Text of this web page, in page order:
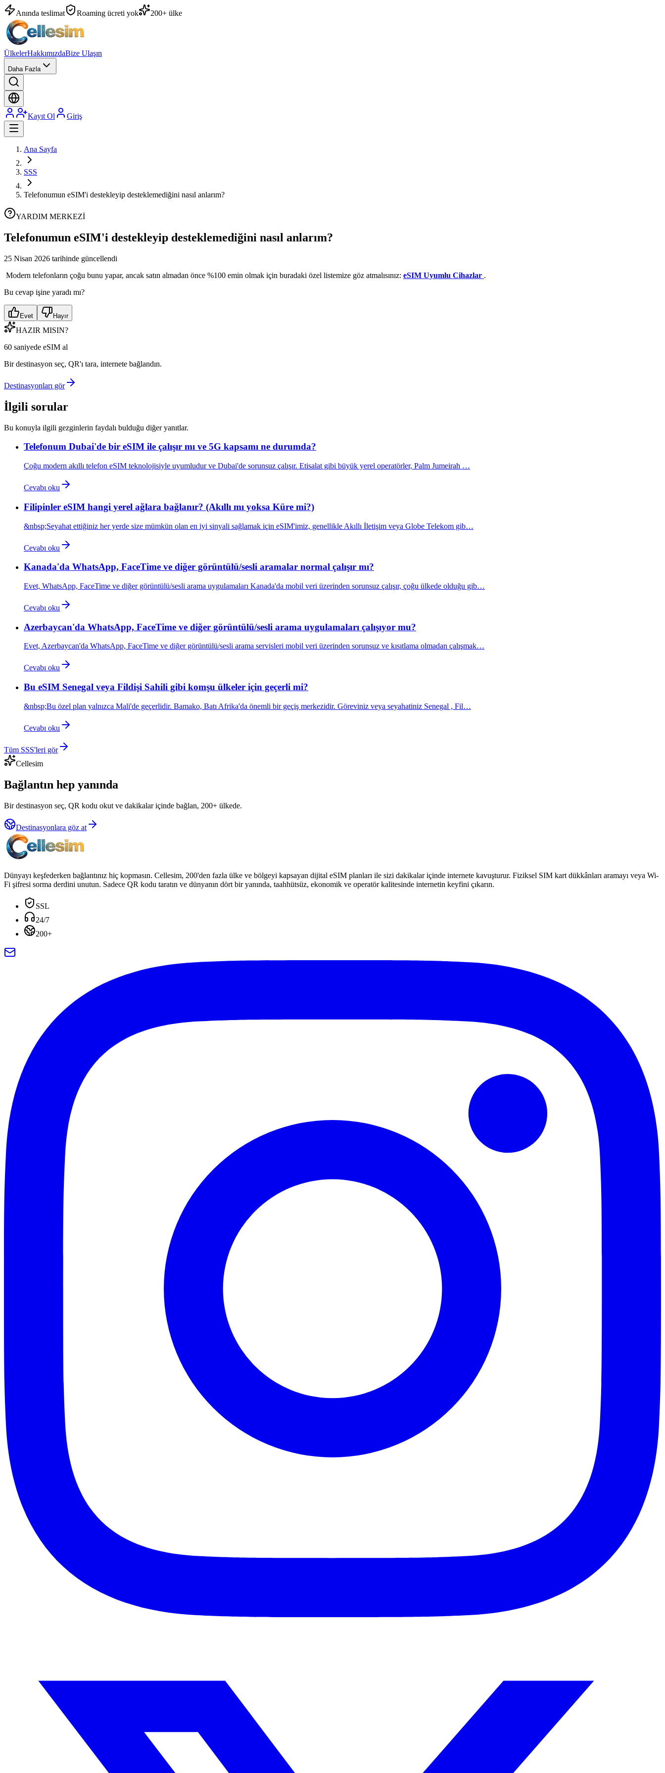
Anında teslimat Roaming ücreti yok 200+ ülke
ÜlkelerHakkımızdaBize Ulaşın
Daha Fazla
Kayıt Ol Giriş
Ana Sayfa
SSS
Telefonumun eSIM'i destekleyip desteklemediğini nasıl anlarım?
YARDIM MERKEZİ
Telefonumun eSIM'i destekleyip desteklemediğini nasıl anlarım?
25 Nisan 2026 tarihinde güncellendi
Modern telefonların çoğu bunu yapar, ancak satın almadan önce %100 emin olmak için buradaki özel listemize göz atmalısınız: eSIM Uyumlu Cihazlar .
Bu cevap işine yaradı mı?
Evet Hayır
HAZIR MISIN?
60 saniyede eSIM al
Bir destinasyon seç, QR'ı tara, internete bağlandın.
Destinasyonları gör
İlgili sorular
Bu konuyla ilgili gezginlerin faydalı bulduğu diğer yanıtlar.
Telefonum Dubai'de bir eSIM ile çalışır mı ve 5G kapsamı ne durumda?
Çoğu modern akıllı telefon eSIM teknolojisiyle uyumludur ve Dubai'de sorunsuz çalışır. Etisalat gibi büyük yerel operatörler, Palm Jumeirah …
Cevabı oku
Filipinler eSIM hangi yerel ağlara bağlanır? (Akıllı mı yoksa Küre mi?)
&nbsp;Seyahat ettiğiniz her yerde size mümkün olan en iyi sinyali sağlamak için eSIM'imiz, genellikle Akıllı İletişim veya Globe Telekom gib…
Cevabı oku
Kanada'da WhatsApp, FaceTime ve diğer görüntülü/sesli aramalar normal çalışır mı?
Evet, WhatsApp, FaceTime ve diğer görüntülü/sesli arama uygulamaları Kanada'da mobil veri üzerinden sorunsuz çalışır, çoğu ülkede olduğu gib…
Cevabı oku
Azerbaycan'da WhatsApp, FaceTime ve diğer görüntülü/sesli arama uygulamaları çalışıyor mu?
Evet, Azerbaycan'da WhatsApp, FaceTime ve diğer görüntülü/sesli arama servisleri mobil veri üzerinden sorunsuz ve kısıtlama olmadan çalışmak…
Cevabı oku
Bu eSIM Senegal veya Fildişi Sahili gibi komşu ülkeler için geçerli mi?
&nbsp;Bu özel plan yalnızca Mali'de geçerlidir. Bamako, Batı Afrika'da önemli bir geçiş merkezidir. Göreviniz veya seyahatiniz Senegal , Fil…
Cevabı oku
Tüm SSS'leri gör
Cellesim
Bağlantın hep yanında
Bir destinasyon seç, QR kodu okut ve dakikalar içinde bağlan, 200+ ülkede.
Destinasyonlara göz at
Dünyayı keşfederken bağlantınız hiç kopmasın. Cellesim, 200'den fazla ülke ve bölgeyi kapsayan dijital eSIM planları ile sizi dakikalar içinde internete kavuşturur. Fiziksel SIM kart dükkânları aramayı veya Wi-
Fi şifresi sorma derdini unutun. Sadece QR kodu taratın ve dünyanın dört bir yanında, taahhütsüz, ekonomik ve operatör kalitesinde internetin keyfini çıkarın.
SSL
24/7
200+